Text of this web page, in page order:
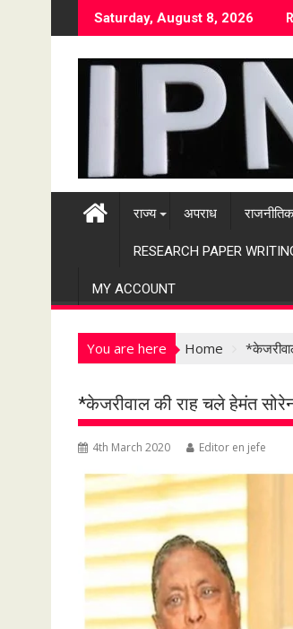
k
Saturday, August 8, 2026
राज्य अपराध राजनीतिक
RESEARCH PAPER
MY ACCOUNT
You are here Home
*केजरीवाल की राह चले हेमंत
4th March 2020 Editor en jefe